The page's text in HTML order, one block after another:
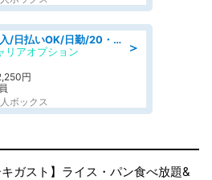
＞
検品・検査/高収入/日払いOK/日勤/20・30・40代活躍中/製造 工場
リアオプション
円
ボックス
キガスト】ライス・パン食べ放題&